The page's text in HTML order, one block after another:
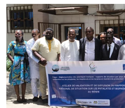
ÉCONOMIQUE
DES
FEMMES
MAREYEUSES
ET
MARAÎCHÈRES